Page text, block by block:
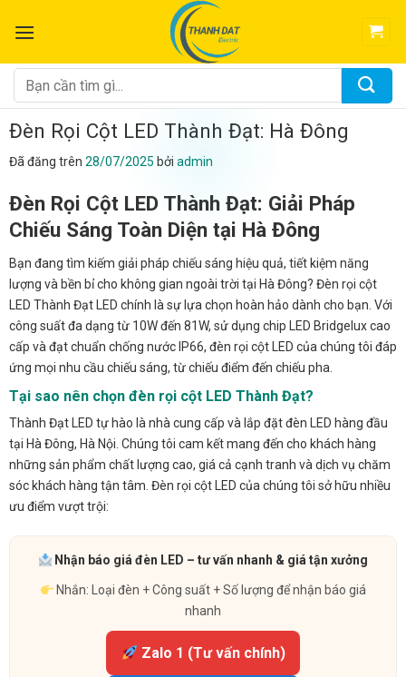
đến
dung
Tìm
kiếm:
Đèn Rọi Cột LED Thành Đạt: Hà Đông
Đã đăng trên 28/07/2025 bởi admin
Đèn Rọi Cột LED Thành Đạt: Giải Pháp
Chiếu Sáng Toàn Diện tại Hà Đông
Bạn đang tìm kiếm giải pháp chiếu sáng hiệu quả, tiết kiệm năng
lượng và bền bỉ cho không gian ngoài trời tại Hà Đông? Đèn rọi cột
LED Thành Đạt LED chính là sự lựa chọn hoàn hảo dành cho bạn. Với
công suất đa dạng từ 10W đến 81W, sử dụng chip LED Bridgelux cao
cấp và đạt chuẩn chống nước IP66, đèn rọi cột LED của chúng tôi đáp
ứng mọi nhu cầu chiếu sáng, từ chiếu điểm đến chiếu pha.
Tại sao nên chọn đèn rọi cột LED Thành Đạt?
Thành Đạt LED tự hào là nhà cung cấp và lắp đặt đèn LED hàng đầu
tại Hà Đông, Hà Nội. Chúng tôi cam kết mang đến cho khách hàng
những sản phẩm chất lượng cao, giá cả cạnh tranh và dịch vụ chăm
sóc khách hàng tận tâm. Đèn rọi cột LED của chúng tôi sở hữu nhiều
ưu điểm vượt trội:
Nhận báo giá đèn LED – tư vấn nhanh & giá tận xưởng
Nhắn: Loại đèn + Công suất + Số lượng để nhận báo giá
nhanh
Zalo 1 (Tư vấn chính)